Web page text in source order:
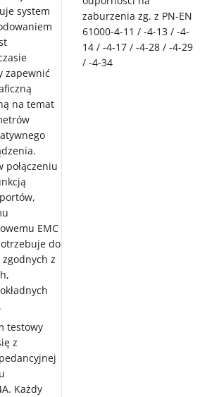
system
zapewnić
na temat
połączeniu
EMC
do
z
testowy
z
Każdy
zaburzenia zg. z PN-EN
61000-4-11 / -4-13 / -4-
14 / -4-17 / -4-28 / -4-29
/ -4-34